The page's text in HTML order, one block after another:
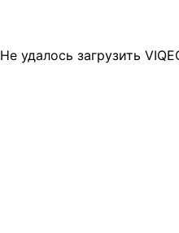
Не удалось загрузить